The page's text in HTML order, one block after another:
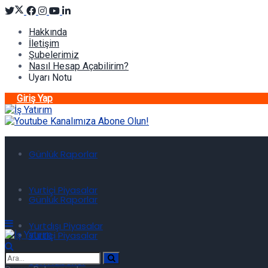
Hakkında
İletişim
Şubelerimiz
Nasıl Hesap Açabilirim?
Uyarı Notu
Giriş Yap
Günlük Raporlar
Yurtiçi Piyasalar
Yurtdışı Piyasalar
Son Haberler
Günlük Raporlar
Yurtiçi Piyasalar